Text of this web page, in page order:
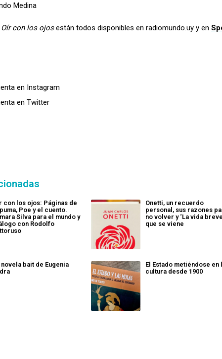
Medina
Oír con los ojosestán todos disponibles en radiomundo.uy y en
en Instagram
en Twitter
con los ojos: Páginas de
Poe y el cuento.
Silva para el mundo y
con Rodolfo
Onetti, un recuerdo
personal, sus razones
no volver y ‘La vida
que se viene
novela bait de Eugenia
El Estado metiéndose en
cultura desde 1900